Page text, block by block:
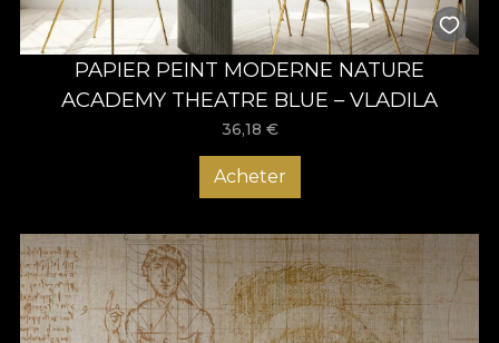
PAPIER PEINT MODERNE NATURE
ACADEMY THEATRE BLUE – VLADILA
36,18 €
Acheter